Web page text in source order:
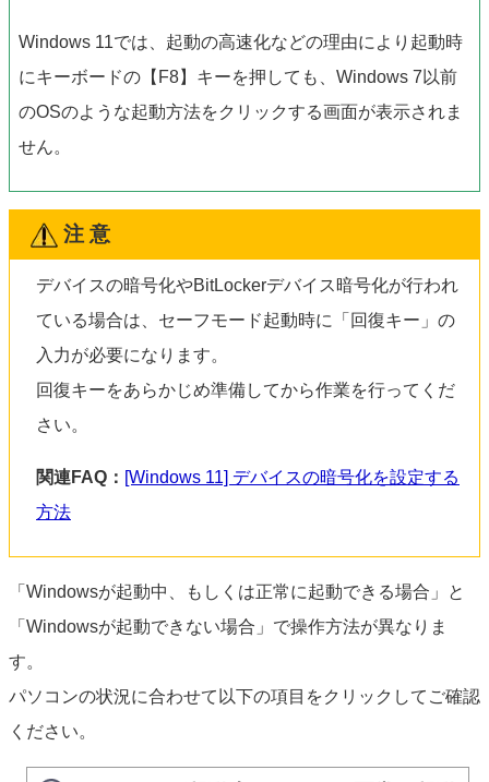
Windows 11では、起動の高速化などの理由により起動時
にキーボードの【F8】キーを押しても、Windows 7以前
のOSのような起動方法をクリックする画面が表示されま
せん。
注 意
デバイスの暗号化やBitLockerデバイス暗号化が行われ
ている場合は、セーフモード起動時に「回復キー」の
入力が必要になります。
回復キーをあらかじめ準備してから作業を行ってくだ
さい。
関連FAQ： [Windows 11] デバイスの暗号化を設定する
方法
「Windowsが起動中、もしくは正常に起動できる場合」と
「Windowsが起動できない場合」で操作方法が異なりま
す。
パソコンの状況に合わせて以下の項目をクリックしてご確認
ください。